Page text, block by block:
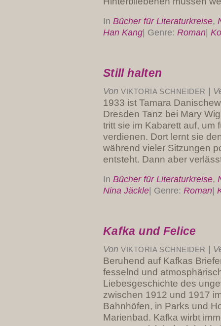
In Bücher für Literaturkreise,
Han Kang Genre: Roman
Still halten
Von VIKTORIA SCHNEIDER
1933 ist Tamara
Dresden Tanz bei Mary
tritt sie im Kabarett auf, um
verdienen. Dort lernt sie
während vieler Sitzungen
entsteht. Dann aber
In Bücher für Literaturkreise,
Nina Jäckle Genre: Roman
Kafka und Felice
Von VIKTORIA SCHNEIDER
Beruhend auf Kafkas
fesselnd und
Liebesgeschichte des
zwischen 1912 und 1917
Bahnhöfen, in Parks und
Marienbad. Kafka wirbt